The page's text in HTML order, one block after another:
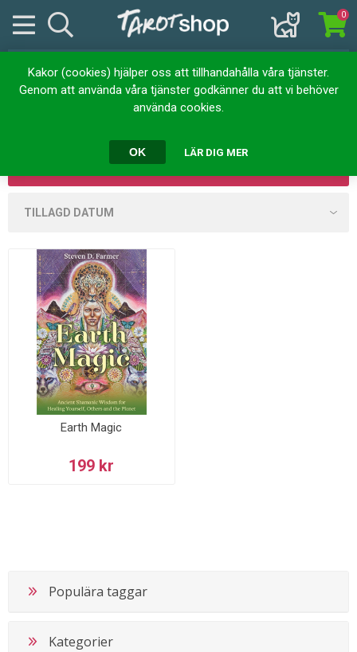
Kakor (cookies) hjälper oss att tillhandahålla våra tjänster.
Genom att använda våra tjänster godkänner du att vi behöver
använda cookies.
OK LÄR DIG MER
0
Hem Böcker Heliga platser
Heliga platser
FILTER
Earth Magic
199 kr
Populära taggar
Kategorier